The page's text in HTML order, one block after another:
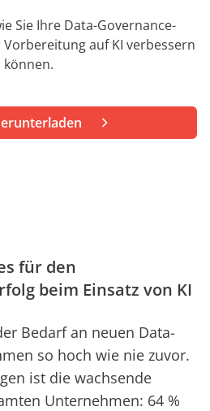
anfordern
Sie Ihre Data-Governance-
auf KI verbessern
können.
für den
beim Einsatz von KI
Bedarf an neuen Data-
so hoch wie nie zuvor.
ist die wachsende
Unternehmen: 64 %